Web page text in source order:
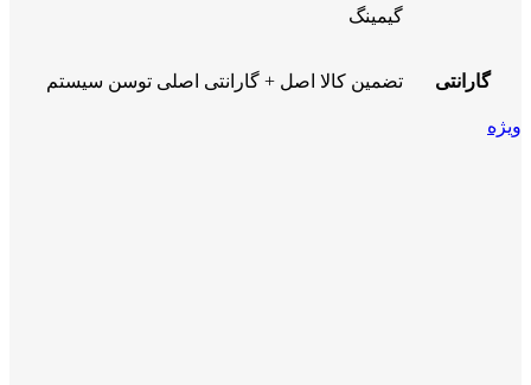
گیمینگ
گارانتی تضمین کالا اصل + گارانتی اصلی توسن سیستم
ویژه